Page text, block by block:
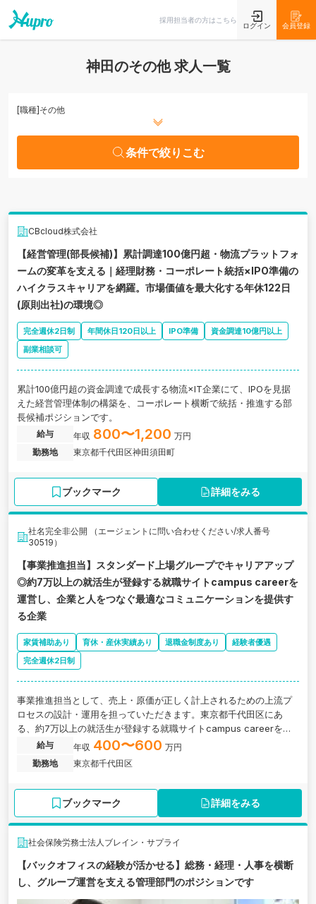
採用担当者の方はこちら
ログイン 会員登録
神田のその他 求人一覧
[職種] その他
条件で絞りこむ
CBcloud株式会社
【経営管理(部長候補)】累計調達100億円超・物流プラットフォ
ームの変革を支える｜経理財務・コーポレート統括×IPO準備の
ハイクラスキャリアを網羅。市場価値を最大化する年休122日
(原則出社)の環境◎
完全週休2日制 年間休日120日以上 IPO準備
資金調達10億円以上
副業相談可
累計100億円超の資金調達で成長する物流×IT企業にて、IPOを見据
えた経営管理体制の構築を、コーポレート横断で統括・推進する部
長候補ポジションです。
給与 年収 800〜1,200 万円
勤務地
東京都千代田区神田須田町
ブックマーク 詳細をみる
社名完全非公開 （エージェントに問い合わせください/求人番号
30519）
【事業推進担当】スタンダード上場グループでキャリアアップ
◎約7万以上の就活生が登録する就職サイトcampus careerを
運営し、企業と人をつなぐ最適なコミュニケーションを提供す
る企業
家賃補助あり 育休・産休実績あり 退職金制度あり
経験者優遇
完全週休2日制
事業推進担当として、売上・原価が正しく計上されるための上流プ
ロセスの設計・運用を担っていただきます。東京都千代田区にあ
る、約7万以上の就活生が登録する就職サイトcampus careerを運
営し、企業と人をつなぐ最適なコミュニケーションを提供する企業
の求人です。
給与 年収 400〜600 万円
勤務地
東京都千代田区
ブックマーク 詳細をみる
社会保険労務士法人ブレイン・サプライ
【バックオフィスの経験が活かせる】総務・経理・人事を横断
し、グループ運営を支える管理部門のポジションです